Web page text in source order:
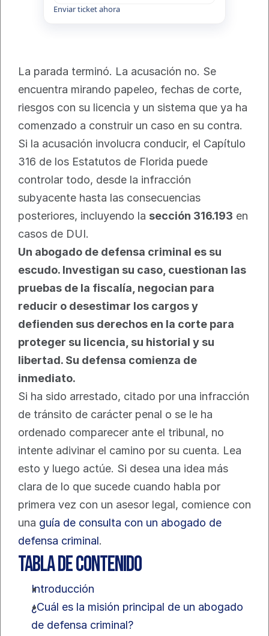
Enviar ticket ahora
La parada terminó. La acusación no. Se
encuentra mirando papeleo, fechas de corte,
riesgos con su licencia y un sistema que ya ha
comenzado a construir un caso en su contra.
Si la acusación involucra conducir, el Capítulo
316 de los Estatutos de Florida puede
controlar todo, desde la infracción
subyacente hasta las consecuencias
posteriores, incluyendo la sección 316.193 en
casos de DUI.
Un abogado de defensa criminal es su
escudo. Investigan su caso, cuestionan las
pruebas de la fiscalía, negocian para
reducir o desestimar los cargos y
defienden sus derechos en la corte para
proteger su licencia, su historial y su
libertad. Su defensa comienza de
inmediato.
Si ha sido arrestado, citado por una infracción
de tránsito de carácter penal o se le ha
ordenado comparecer ante el tribunal, no
intente adivinar el camino por su cuenta. Lea
esto y luego actúe. Si desea una idea más
clara de lo que sucede cuando habla por
primera vez con un asesor legal, comience con
una guía de consulta con un abogado de
defensa criminal.
Tabla de contenido
Introducción
¿Cuál es la misión principal de un abogado
de defensa criminal?